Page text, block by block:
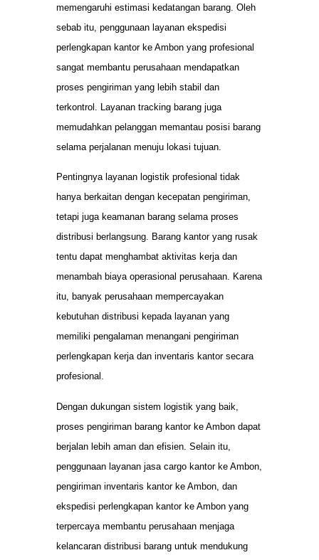
memengaruhi estimasi kedatangan barang. Oleh
sebab itu, penggunaan layanan ekspedisi
perlengkapan kantor ke Ambon yang profesional
sangat membantu perusahaan mendapatkan
proses pengiriman yang lebih stabil dan
terkontrol. Layanan tracking barang juga
memudahkan pelanggan memantau posisi barang
selama perjalanan menuju lokasi tujuan.
Pentingnya layanan logistik profesional tidak
hanya berkaitan dengan kecepatan pengiriman,
tetapi juga keamanan barang selama proses
distribusi berlangsung. Barang kantor yang rusak
tentu dapat menghambat aktivitas kerja dan
menambah biaya operasional perusahaan. Karena
itu, banyak perusahaan mempercayakan
kebutuhan distribusi kepada layanan yang
memiliki pengalaman menangani pengiriman
perlengkapan kerja dan inventaris kantor secara
profesional.
Dengan dukungan sistem logistik yang baik,
proses pengiriman barang kantor ke Ambon dapat
berjalan lebih aman dan efisien. Selain itu,
penggunaan layanan jasa cargo kantor ke Ambon,
pengiriman inventaris kantor ke Ambon, dan
ekspedisi perlengkapan kantor ke Ambon yang
terpercaya membantu perusahaan menjaga
kelancaran distribusi barang untuk mendukung